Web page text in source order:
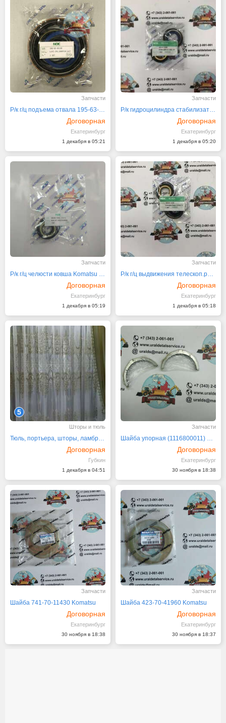
Запчасти
Р/к г/ц подъема отвала 195-63-05120
Договорная
Екатеринбург
1 декабря в 05:21
Запчасти
Р/к гидроцилиндра стабилизатора (аутриггера)
Договорная
Екатеринбург
1 декабря в 05:20
Запчасти
Р/к г/ц челюсти ковша Komatsu 42N-6C-13340
Договорная
Екатеринбург
1 декабря в 05:19
Запчасти
Р/к г/ц выдвижения телескоп.рукояти 42N-6C-13330
Договорная
Екатеринбург
1 декабря в 05:18
5
Шторы и тюль
Тюль, портьера, шторы, ламбрекены, покрывала
Договорная
Губкин
1 декабря в 04:51
Запчасти
Шайба упорная (1116800011) 6BG1 Isuzu 1116800013
Договорная
Екатеринбург
30 ноября в 18:38
Запчасти
Шайба 741-70-11430 Komatsu
Договорная
Екатеринбург
30 ноября в 18:38
Запчасти
Шайба 423-70-41960 Komatsu
Договорная
Екатеринбург
30 ноября в 18:37